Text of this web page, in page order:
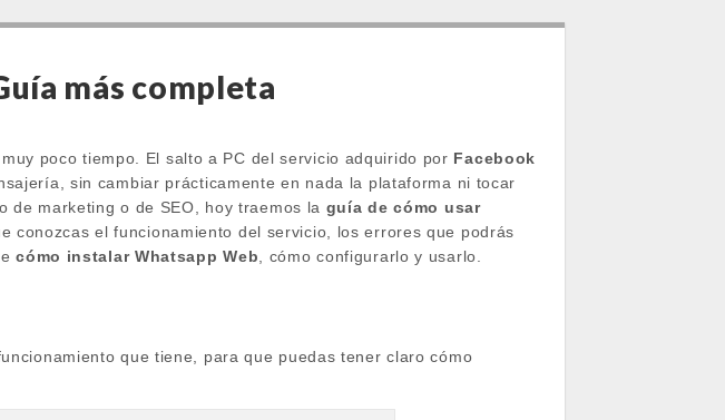
más completa
poco tiempo. El salto a PC del servicio adquirido por Facebook
sin cambiar prácticamente en nada la plataforma ni tocar
de marketing o de SEO, hoy traemos la guía de cómo usar
conozcas el funcionamiento del servicio, los errores que podrás
cómo instalar Whatsapp Web , cómo configurarlo y usarlo.
que tiene, para que puedas tener claro cómo